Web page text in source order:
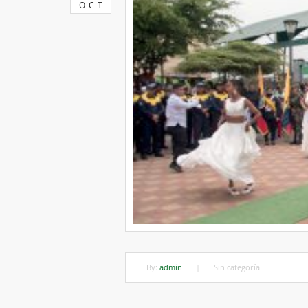
OCT
By: admin Sin categoría